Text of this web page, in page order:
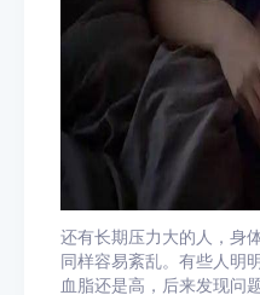
还有长期压力大的人，身
同样容易紊乱。有些人明
血脂还是高，后来发现问